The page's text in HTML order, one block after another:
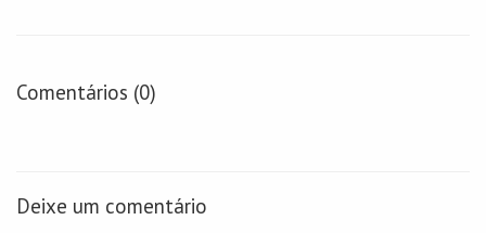
Comentários (0)
Deixe um comentário